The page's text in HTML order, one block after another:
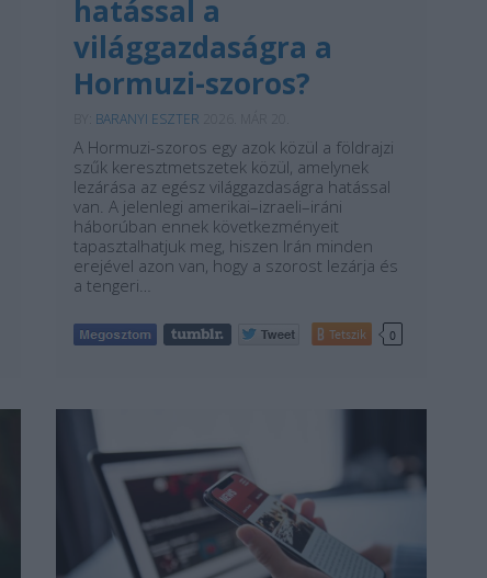
hatással a
világgazdaságra a
Hormuzi-szoros?
BARANYI ESZTER
A Hormuzi-szoros egy azok közül a földrajzi
szűk keresztmetszetek közül, amelynek
lezárása az egész világgazdaságra hatással
van. A jelenlegi amerikai–izraeli–iráni
háborúban ennek következményeit
tapasztalhatjuk meg, hiszen Irán minden
erejével azon van, hogy a szorost lezárja és
a tengeri…
Tetszik 0